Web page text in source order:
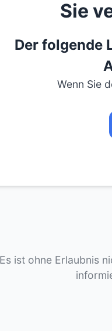
Sie
Der folgende
Wenn Sie
Es ist ohne Erlaubnis